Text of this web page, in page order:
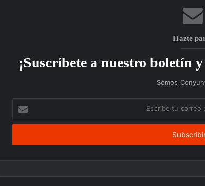
Hazte
¡Suscríbete a nuestro boletín
Somos
correo